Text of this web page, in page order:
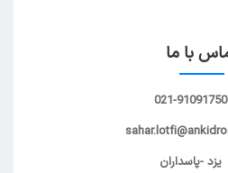
با ما
021-91091750
یزد -پاسداران